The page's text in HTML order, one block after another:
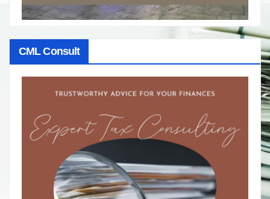
CML Consult